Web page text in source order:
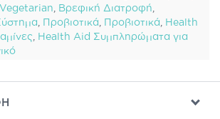
, Βρεφική Διατροφή,
, Προβιοτικά, Προβιοτικά, Health
, Health Aid Συμπληρώματα για